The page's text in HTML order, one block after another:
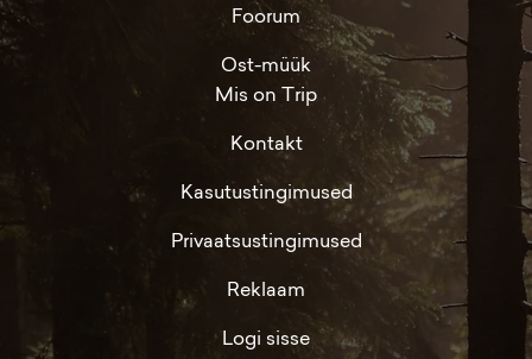
Foorum
Ost-müük
Mis on Trip
Kontakt
Kasutustingimused
Privaatsustingimused
Reklaam
Logi sisse